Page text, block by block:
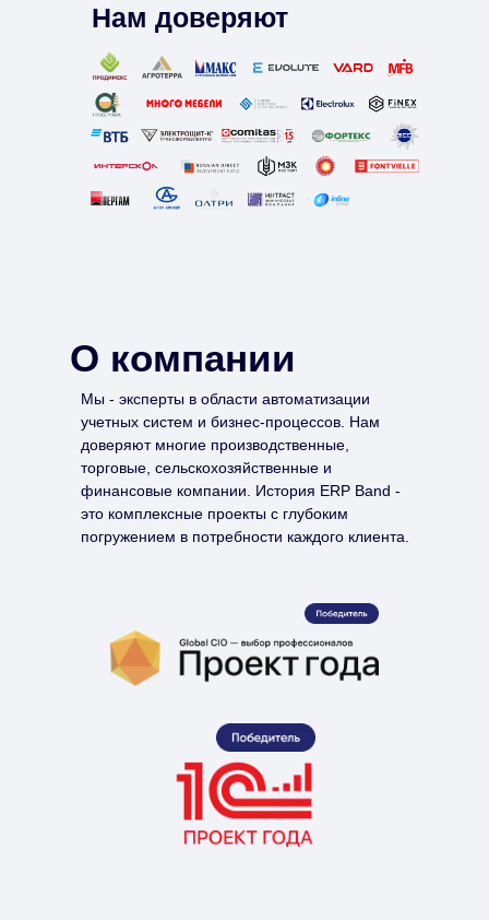
Нам доверяют
Мы - эксперты в области автоматизации
учетных систем и бизнес-процессов. Нам
доверяют многие производственные,
торговые, сельскохозяйственные и
финансовые компании. История ERP Band -
это комплексные проекты с глубоким
погружением в потребности каждого клиента.
О компании